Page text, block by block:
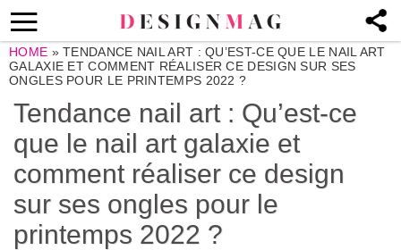
HOME »TENDANCE NAIL ART : QU’EST-CE QUE LE NAIL ART
GALAXIE ET COMMENT RÉALISER CE DESIGN SUR SES
ONGLES POUR LE PRINTEMPS 2022 ?
Tendance nail art : Qu’est-ce
que le nail art galaxie et
comment réaliser ce design
sur ses ongles pour le
printemps 2022 ?